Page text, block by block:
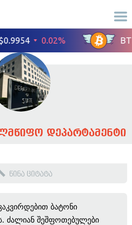
დეპარტამენტი
წინა ციტატა
ბატონი
ძალიან შეშფოთებულები